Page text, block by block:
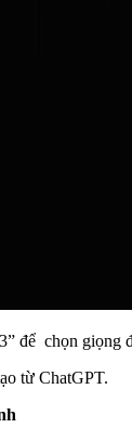
để chọn giọng
từ ChatGPT.